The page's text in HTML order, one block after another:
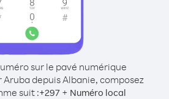
sur le pavé numérique
Aruba depuis Albanie, composez
suit :+297+ Numéro local